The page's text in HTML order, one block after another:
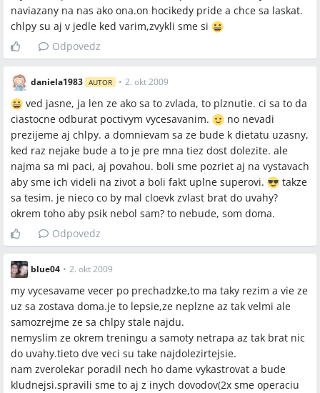
naviazany na nas ako ona.on hocikedy pride a chce sa laskat.
chlpy su aj v jedle ked varim,zvykli sme si
Odpovedz
daniela1983 AUTOR • 2. okt 2009
ved jasne, ja len ze ako sa to zvlada, to plznutie. ci sa to da
ciastocne odburat poctivym vycesavanim.
no nevadi
prezijeme aj chlpy. a domnievam sa ze bude k dietatu uzasny,
ked raz nejake bude a to je pre mna tiez dost dolezite. ale
najma sa mi paci, aj povahou. boli sme pozriet aj na vystavach
aby sme ich videli na zivot a boli fakt uplne superovi.
takze
sa tesim. je nieco co by mal cloevk zvlast brat do uvahy?
okrem toho aby psik nebol sam? to nebude, som doma.
Odpovedz
blue04 • 2. okt 2009
my vycesavame vecer po prechadzke,to ma taky rezim a vie ze
uz sa zostava doma.je to lepsie,ze neplzne az tak velmi ale
samozrejme ze sa chlpy stale najdu.
nemyslim ze okrem treningu a samoty netrapa az tak brat nic
do uvahy.tieto dve veci su take najdolezirtejsie.
nam zverolekar poradil nech ho dame vykastrovat a bude
kludnejsi.spravili sme to aj z inych dovodov(2x sme operaciu